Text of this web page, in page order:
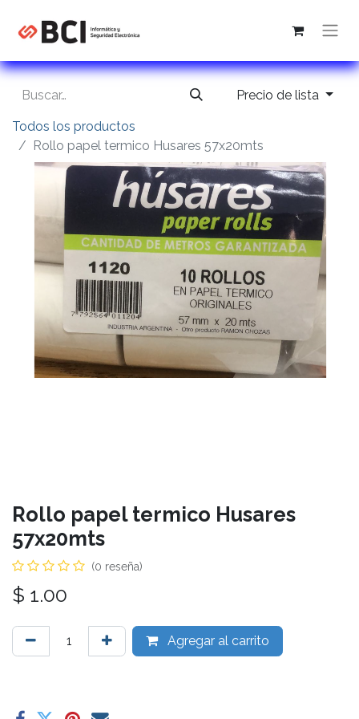
Precio de lista
Todos los productos
Rollo papel termico Husares 57x20mts
Rollo papel termico Husares
57x20mts
(0 reseña)
$ 1.00
Agregar al carrito